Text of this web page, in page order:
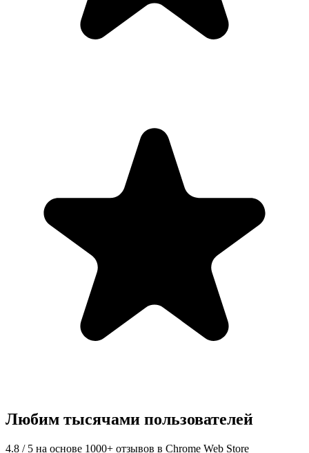
Любим тысячами пользователей
4.8 / 5 на основе 1000+ отзывов в Chrome Web Store